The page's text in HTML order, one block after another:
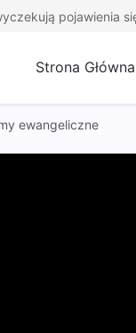
pojawienia
Strona Główna
ewangeliczne